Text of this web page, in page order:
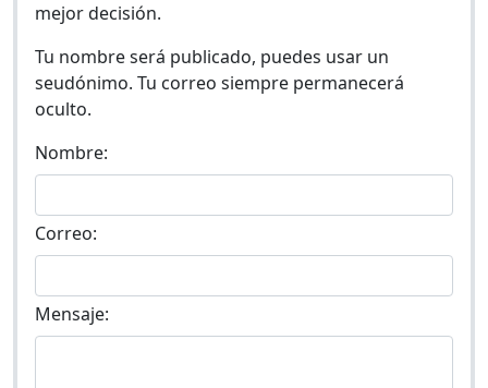
mejor decisión.
Tu nombre será publicado, puedes usar un
seudónimo. Tu correo siempre permanecerá
oculto.
Nombre:
Correo:
Mensaje: